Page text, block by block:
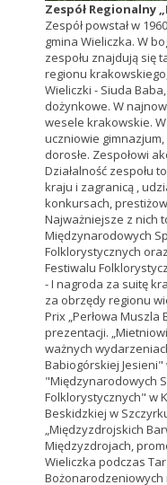
Zespół Regionalny
Zespół powstał w
gmina Wieliczka. W
zespołu znajdują się
regionu
Wieliczki - Siuda
dożynkowe. W
wesele krakowskie.
uczniowie
dorosłe. Zespołowi
Działalność zespołu
kraju i zagranicą ,
konkursach,
Najważniejsze z nich
Międzynarodowych
Folklorystycznych
Festiwalu
- I nagroda za suitę
za obrzędy regionu
Prix „Perłowa Muszla
prezentacji.
ważnych
Babiogórskiej Jesieni"
"Międzynarodowych
Folklorystycznych" w
Beskidzkiej w
„Międzyzdrojskich
Międzyzdrojach,
Wieliczka podczas
Bożonarodzeniowych